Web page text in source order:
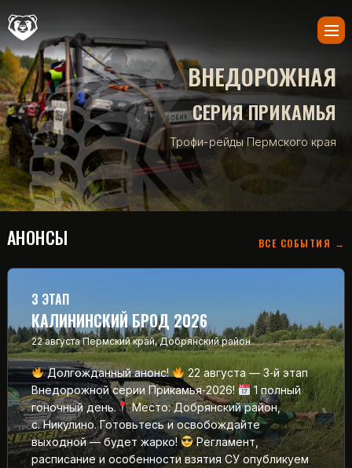
ВНЕДОРОЖНАЯ
СЕРИЯ ПРИКАМЬЯ
Трофи-рейды Пермского края
АНОНСЫ ВСЕ СОБЫТИЯ →
3 ЭТАП
КАЛИНИНСКИЙ БРОД 2026
22 августа Пермский край, Добрянский район
Долгожданный анонс!
22 августа — 3‑й этап
Внедорожной серии Прикамья‑2026!
1 полный
гоночный день.
Место: Добрянский район,
с. Никулино. Готовьтесь и освобождайте
выходной — будет жарко!
Регламент,
расписание и особенности взятия СУ опубликуем